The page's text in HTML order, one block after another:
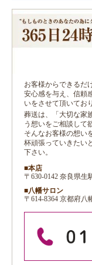
お客様からできるだ
安心感を与え、信頼
いをさせて頂いてお
葬送は、「大切な家
う想いをご相談して
そんなお客様の想い
杯頑張っていきたい
下さい。
■本店
〒630-0142 奈良県生
■八幡サロン
〒614-8364 京都府八